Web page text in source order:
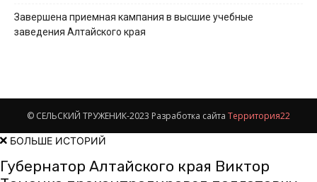
Завершена приемная кампания в высшие учебные
заведения Алтайского края
© СЕЛЬСКИЙ ТРУЖЕНИК-2023 Разработка сайта Территория22
БОЛЬШЕ ИСТОРИЙ
Губернатор Алтайского края Виктор